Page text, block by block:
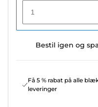
1
Bestil igen og
Få 5 % rabat på alle
leveringer